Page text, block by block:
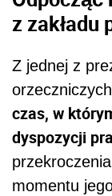
z zakładu
Z jednej z
czas, w
dyspozycji
momentu